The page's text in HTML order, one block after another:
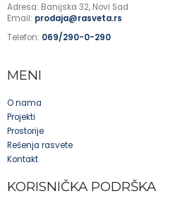
Adresa: Banijska 32, Novi Sad
Email: prodaja@rasveta.rs
Telefon: 069/290-0-290
MENI
O nama
Projekti
Prostorije
Rešenja rasvete
Kontakt
KORISNIČKA PODRŠKA